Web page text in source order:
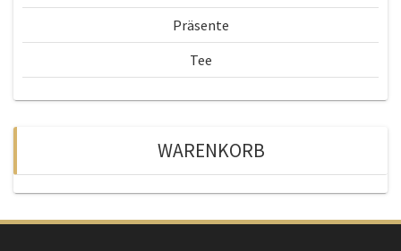
Präsente
Tee
WARENKORB